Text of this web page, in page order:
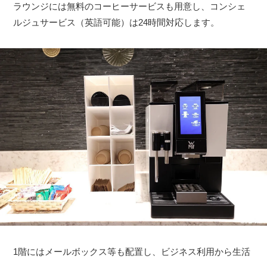
ラウンジには無料のコーヒーサービスも用意し、コンシェ
ルジュサービス（英語可能）は24時間対応します。
1階にはメールボックス等も配置し、ビジネス利用から生活